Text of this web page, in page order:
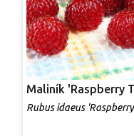
Maliník 'Raspberry
Rubus idaeus